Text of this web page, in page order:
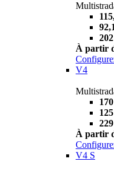
À partir
V4
À partir
V4 S